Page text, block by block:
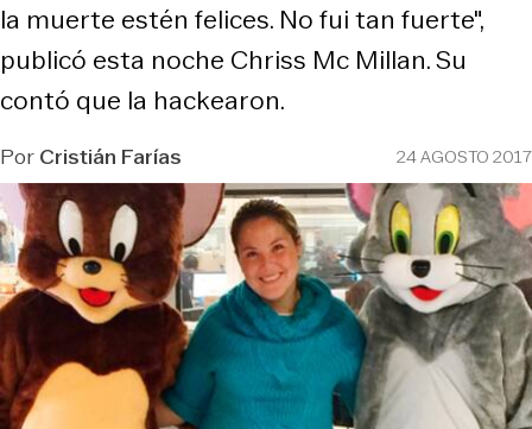
la muerte estén felices. No fui tan fuerte",
publicó esta noche Chriss Mc Millan. Su
contó que la hackearon.
PorCristián Farías 24 AGOSTO 2017